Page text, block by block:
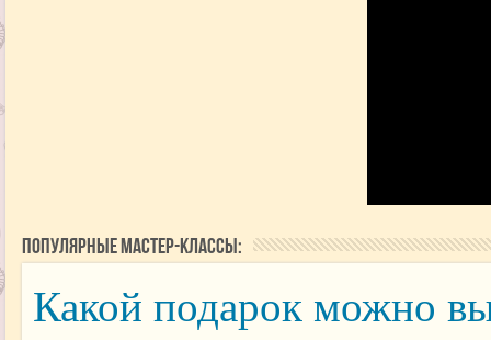
Популярные мастер-классы:
Какой подарок можно